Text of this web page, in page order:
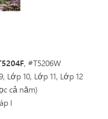
, #T5206W
Lớp 10, Lớp 11, Lớp 12
cả năm)
I